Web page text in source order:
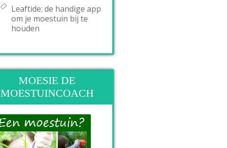
Leaftide: de handige app
om je moestuin bij te
houden
MOESIE DE
MOESTUINCOACH